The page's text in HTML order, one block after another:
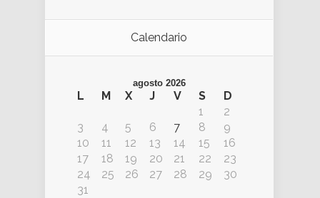
Calendario
agosto 2026
L M X J V S
D
1
2
3
4 5 6 7 8
9
10
11 12 13 14 15
16
17
18 19 20 21 22
23
24
25 26 27 28 29
30
31